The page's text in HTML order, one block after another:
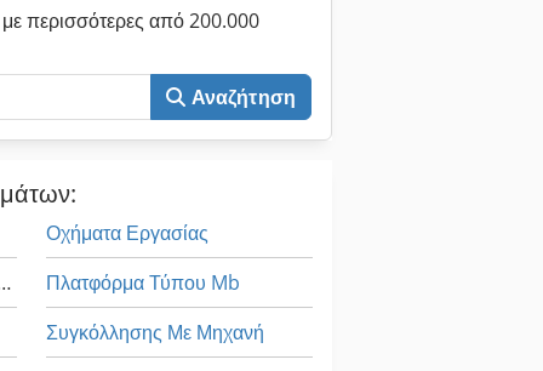
περισσότερες από 200.000
Αναζήτηση
Κατεδαφίσεων
Οχήματα Εργασίας
Πλατφόρμα Τύπου Mb
Συγκόλλησης Με Μηχανή